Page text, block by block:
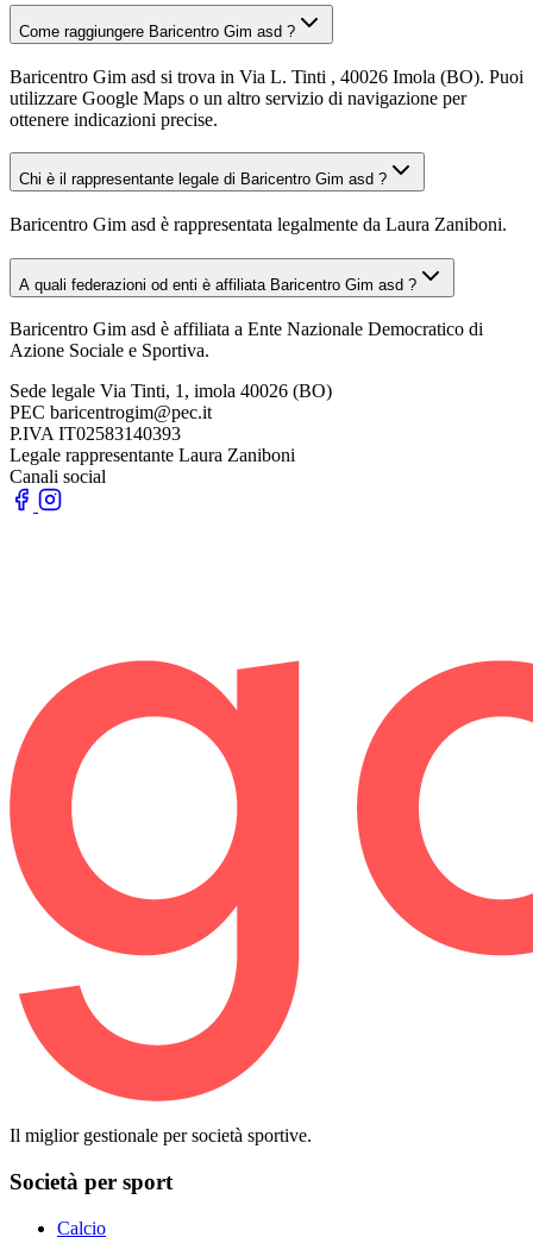
Come raggiungere Baricentro Gim asd ?
Baricentro Gim asd si trova in Via L. Tinti , 40026 Imola (BO). Puoi
utilizzare Google Maps o un altro servizio di navigazione per
ottenere indicazioni precise.
Chi è il rappresentante legale di Baricentro Gim asd ?
Baricentro Gim asd è rappresentata legalmente da Laura Zaniboni.
A quali federazioni od enti è affiliata Baricentro Gim asd ?
Baricentro Gim asd è affiliata a Ente Nazionale Democratico di
Azione Sociale e Sportiva.
Sede legale Via Tinti, 1, imola 40026 (BO)
PEC baricentrogim@pec.it
P.IVA IT02583140393
Legale rappresentante Laura Zaniboni
Canali social
Il miglior gestionale per società sportive.
Società per sport
Calcio